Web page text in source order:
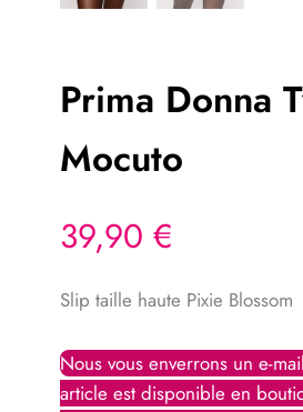
Prima Donna
Mocuto
39,90 €
Slip taille haute Pixie Blossom